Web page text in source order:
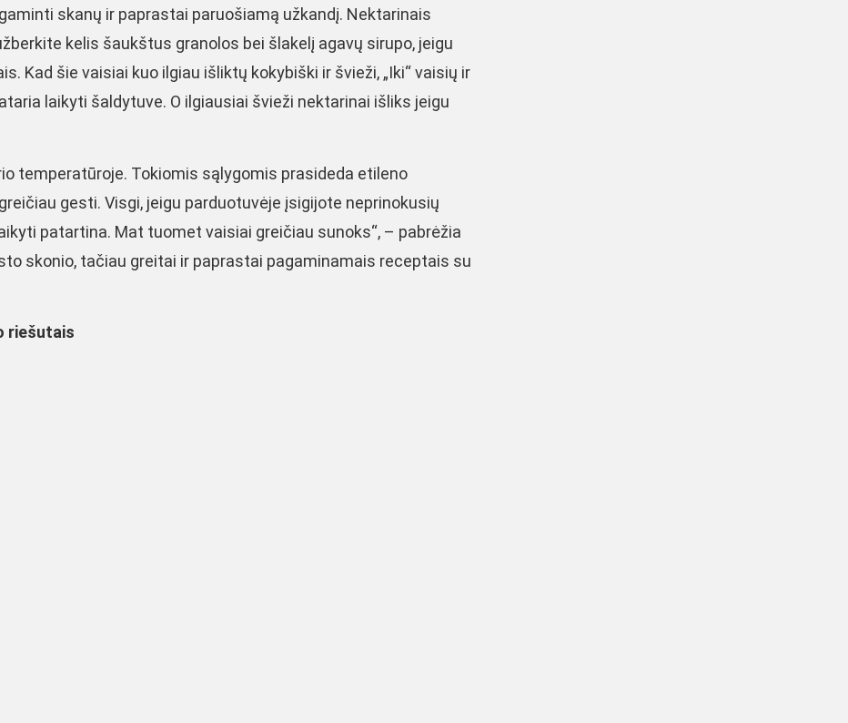
skanų ir paprastai paruošiamą užkandį. Nektarinais
kelis šaukštus granolos bei šlakelį agavų sirupo, jeigu
Kad šie vaisiai kuo ilgiau išliktų kokybiški ir švieži, „Iki“ vaisių ir
laikyti šaldytuve. O ilgiausiai švieži nektarinai išliks jeigu
temperatūroje. Tokiomis sąlygomis prasideda etileno
gesti. Visgi, jeigu parduotuvėje įsigijote neprinokusių
patartina. Mat tuomet vaisiai greičiau sunoks“, – pabrėžia
skonio, tačiau greitai ir paprastai pagaminamais receptais su
riešutais